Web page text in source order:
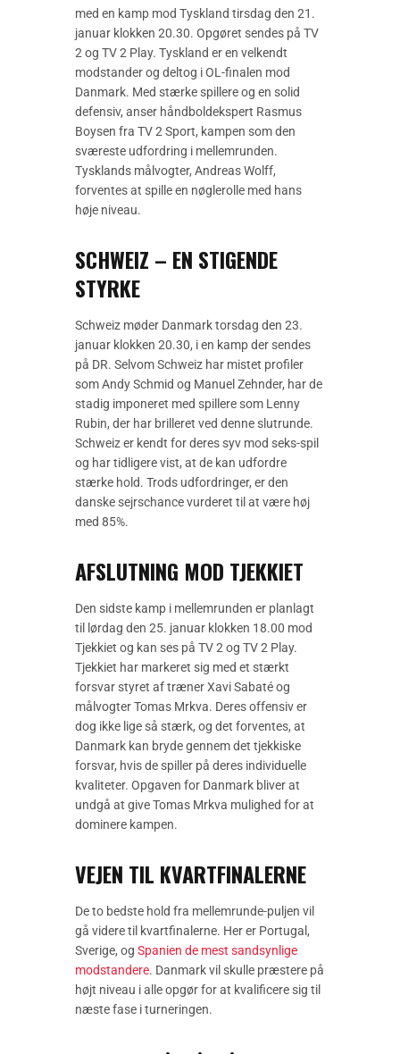
med en kamp mod Tyskland tirsdag den 21.
januar klokken 20.30. Opgøret sendes på TV
2 og TV 2 Play. Tyskland er en velkendt
modstander og deltog i OL-finalen mod
Danmark. Med stærke spillere og en solid
defensiv, anser håndboldekspert Rasmus
Boysen fra TV 2 Sport, kampen som den
sværeste udfordring i mellemrunden.
Tysklands målvogter, Andreas Wolff,
forventes at spille en nøglerolle med hans
høje niveau.
SCHWEIZ – EN STIGENDE
STYRKE
Schweiz møder Danmark torsdag den 23.
januar klokken 20.30, i en kamp der sendes
på DR. Selvom Schweiz har mistet profiler
som Andy Schmid og Manuel Zehnder, har de
stadig imponeret med spillere som Lenny
Rubin, der har brilleret ved denne slutrunde.
Schweiz er kendt for deres syv mod seks-spil
og har tidligere vist, at de kan udfordre
stærke hold. Trods udfordringer, er den
danske sejrschance vurderet til at være høj
med 85%.
AFSLUTNING MOD TJEKKIET
Den sidste kamp i mellemrunden er planlagt
til lørdag den 25. januar klokken 18.00 mod
Tjekkiet og kan ses på TV 2 og TV 2 Play.
Tjekkiet har markeret sig med et stærkt
forsvar styret af træner Xavi Sabaté og
målvogter Tomas Mrkva. Deres offensiv er
dog ikke lige så stærk, og det forventes, at
Danmark kan bryde gennem det tjekkiske
forsvar, hvis de spiller på deres individuelle
kvaliteter. Opgaven for Danmark bliver at
undgå at give Tomas Mrkva mulighed for at
dominere kampen.
VEJEN TIL KVARTFINALERNE
De to bedste hold fra mellemrunde-puljen vil
gå videre til kvartfinalerne. Her er Portugal,
Sverige, og Spanien de mest sandsynlige
modstandere. Danmark vil skulle præstere på
højt niveau i alle opgør for at kvalificere sig til
næste fase i turneringen.